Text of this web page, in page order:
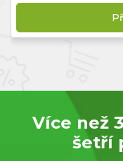
Více než
šetří